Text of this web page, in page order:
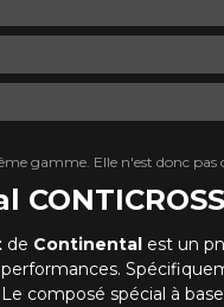
de Continental est un
composé spécial à
gamme. Elle n'est donc